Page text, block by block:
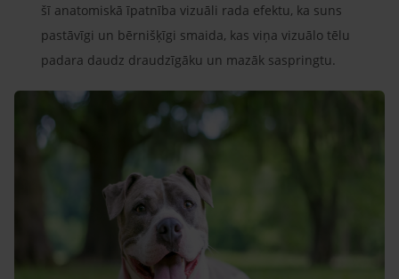
šī anatomiskā īpatnība vizuāli rada efektu, ka suns
pastāvīgi un bērnišķīgi smaida, kas viņa vizuālo tēlu
padara daudz draudzīgāku un mazāk saspringtu.